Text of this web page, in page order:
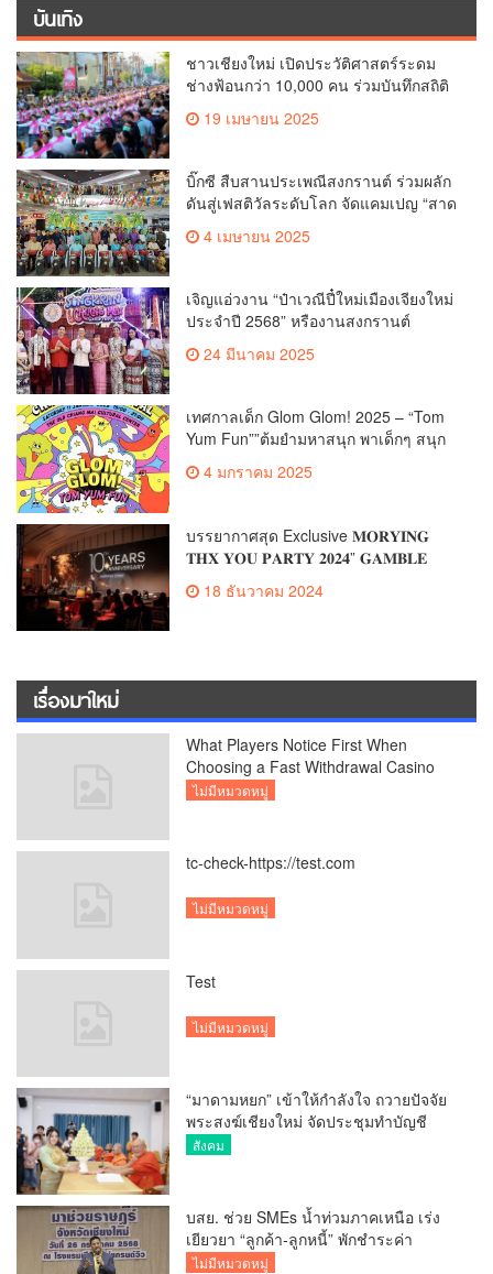
บันเทิง
ชาวเชียงใหม่ เปิดประวัติศาสตร์ระดม
ช่างฟ้อนกว่า 10,000 คน ร่วมบันทึกสถิติ
ทำลายสถิติ 7,218 คน เฉลิมฉลองใน
เมืองเชียงใหม่
19 เมษายน 2025
บิ๊กซี สืบสานประเพณีสงกรานต์ ร่วมผลัก
ดันสู่เฟสติวัลระดับโลก จัดแคมเปญ “สาด
สูงสุด 50% กระตุ้นการเดินทางนักท่อง
2,132 ล้านบาท
4 เมษายน 2025
เจิญแอ่วงาน “ป๋าเวณีปี๋ใหม่เมืองเจียงใหม่
ประจำปี 2568” หรืองานสงกรานต์
เชียงใหม่
24 มีนาคม 2025
เทศกาลเด็ก Glom Glom! 2025 – “Tom
Yum Fun””ต้มยำมหาสนุก พาเด็กๆ สนุก
กับดนตรี ละครเวที และเวทมนตร์ในวัน
เด็กแห่งชาติ!”
4 มกราคม 2025
บรรยากาศสุด Exclusive 𝐌𝐎𝐑𝐘𝐈𝐍𝐆
𝐓𝐇𝐗 𝐘𝐎𝐔 𝐏𝐀𝐑𝐓𝐘 𝟐𝟎𝟐𝟒” 𝐆𝐀𝐌𝐁𝐋𝐄
18 ธันวาคม 2024
เรื่องมาใหม่
What Players Notice First When
Choosing a Fast Withdrawal Casino
UK
ไม่มีหมวดหมู่
tc-check-https://test.com
ไม่มีหมวดหมู่
Test
ไม่มีหมวดหมู่
“มาดามหยก” เข้าให้กำลังใจ ถวายปัจจัย
พระสงฆ์เชียงใหม่ จัดประชุมทำบัญชี
รายรับรายจ่ายของวัด กว่า 300 รูป ที่วัด
สังคม
บสย. ช่วย SMEs น้ำท่วมภาคเหนือ เร่ง
เยียวยา “ลูกค้า-ลูกหนี้” พักชำระค่า
ธรรมเนียม-ค่างวด
ไม่มีหมวดหมู่